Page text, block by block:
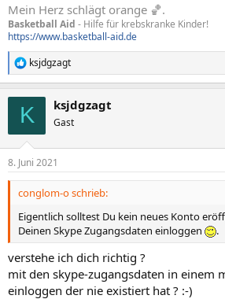
Mein Herz schlägt orange 🏀.
Basketball Aid - Hilfe für krebskranke Kinder!
https://www.basketball-aid.de
R
e
e
n
ksjdgzagt
K ksjdgzagt
Gast
8. Juni 2021
conglom-o schrieb:
Eigentlich solltest Du kein neues Konto
Deinen Skype Zugangsdaten einloggen
.
verstehe ich dich richtig ?
mit den skype-zugangsdaten in einem
einloggen der nie existiert hat ? :-)